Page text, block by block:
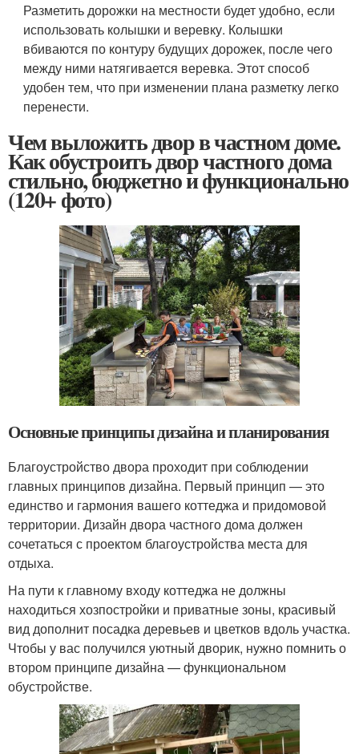
Разметить дорожки на местности будет удобно, если
использовать колышки и веревку. Колышки
вбиваются по контуру будущих дорожек, после чего
между ними натягивается веревка. Этот способ
удобен тем, что при изменении плана разметку легко
перенести.
Чем выложить двор в частном доме.
Как обустроить двор частного дома
стильно, бюджетно и функционально
(120+ фото)
Основные принципы дизайна и планирования
Благоустройство двора проходит при соблюдении
главных принципов дизайна. Первый принцип — это
единство и гармония вашего коттеджа и придомовой
территории. Дизайн двора частного дома должен
сочетаться с проектом благоустройства места для
отдыха.
На пути к главному входу коттеджа не должны
находиться хозпостройки и приватные зоны, красивый
вид дополнит посадка деревьев и цветков вдоль участка.
Чтобы у вас получился уютный дворик, нужно помнить о
втором принципе дизайна — функциональном
обустройстве.